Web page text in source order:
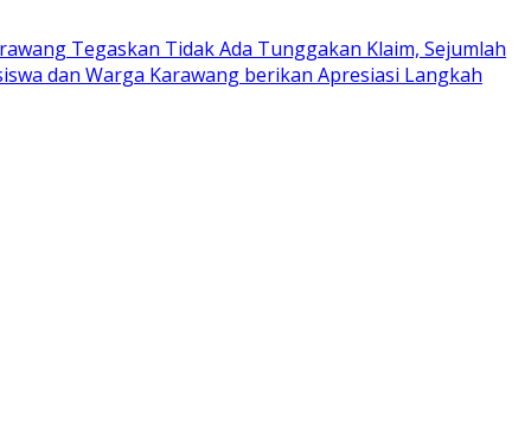
Tegaskan Tidak Ada Tunggakan Klaim, Sejumlah
dan Warga Karawang berikan Apresiasi Langkah